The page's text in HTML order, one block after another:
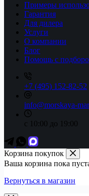
Примеры
Гарантия
Для дилера
Услуги
О компании
Блог
Помощь с
+7 (495) 152-82-52
info@morskaya-
с 10:00 до 19:00
Корзина покупок
Ваша корзина пока
Вернуться в магазин